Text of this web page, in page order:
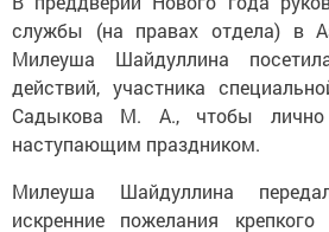
службы (на правах отдела) в
Милеуша Шайдуллина
действий, участника
Садыкова М. А., чтобы лично
наступающим праздником.
Милеуша Шайдуллина
искренние пожелания крепкого